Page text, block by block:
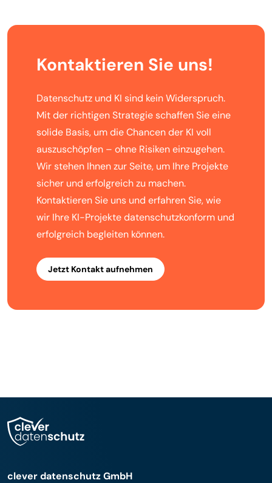
Kontaktieren Sie uns!
Datenschutz und KI sind kein Widerspruch.
Mit der richtigen Strategie schaffen Sie eine
solide Basis, um die Chancen der KI voll
auszuschöpfen – ohne Risiken einzugehen.
Wir stehen Ihnen zur Seite, um Ihre Projekte
sicher und erfolgreich zu machen.
Kontaktieren Sie uns und erfahren Sie, wie
wir Ihre KI-Projekte datenschutzkonform und
erfolgreich begleiten können.
Jetzt Kontakt aufnehmen
clever datenschutz GmbH